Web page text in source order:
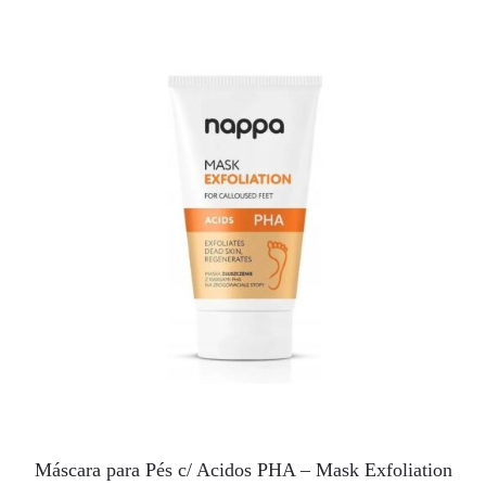
Máscara para Pés c/ Acidos PHA – Mask Exfoliation